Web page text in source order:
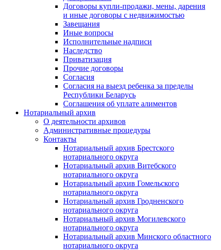
Договоры купли-продажи, мены, дарения
и иные договоры с недвижимостью
Завещания
Иные вопросы
Исполнительные надписи
Наследство
Приватизация
Прочие договоры
Согласия
Согласия на выезд ребенка за пределы
Республики Беларусь
Соглашения об уплате алиментов
Нотариальный архив
О деятельности архивов
Административные процедуры
Контакты
Нотариальный архив Брестского
нотариального округа
Нотариальный архив Витебского
нотариального округа
Нотариальный архив Гомельского
нотариального округа
Нотариальный архив Гродненского
нотариального округа
Нотариальный архив Могилевского
нотариального округа
Нотариальный архив Минского областного
нотариального округа